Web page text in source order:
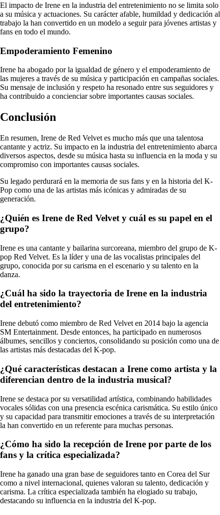
El impacto de Irene en la industria del entretenimiento no se limita solo
a su música y actuaciones. Su carácter afable, humildad y dedicación al
trabajo la han convertido en un modelo a seguir para jóvenes artistas y
fans en todo el mundo.
Empoderamiento Femenino
Irene ha abogado por la igualdad de género y el empoderamiento de
las mujeres a través de su música y participación en campañas sociales.
Su mensaje de inclusión y respeto ha resonado entre sus seguidores y
ha contribuido a concienciar sobre importantes causas sociales.
Conclusión
En resumen, Irene de Red Velvet es mucho más que una talentosa
cantante y actriz. Su impacto en la industria del entretenimiento abarca
diversos aspectos, desde su música hasta su influencia en la moda y su
compromiso con importantes causas sociales.
Su legado perdurará en la memoria de sus fans y en la historia del K-
Pop como una de las artistas más icónicas y admiradas de su
generación.
¿Quién es Irene de Red Velvet y cuál es su papel en el
grupo?
Irene es una cantante y bailarina surcoreana, miembro del grupo de K-
pop Red Velvet. Es la líder y una de las vocalistas principales del
grupo, conocida por su carisma en el escenario y su talento en la
danza.
¿Cuál ha sido la trayectoria de Irene en la industria
del entretenimiento?
Irene debutó como miembro de Red Velvet en 2014 bajo la agencia
SM Entertainment. Desde entonces, ha participado en numerosos
álbumes, sencillos y conciertos, consolidando su posición como una de
las artistas más destacadas del K-pop.
¿Qué características destacan a Irene como artista y la
diferencian dentro de la industria musical?
Irene se destaca por su versatilidad artística, combinando habilidades
vocales sólidas con una presencia escénica carismática. Su estilo único
y su capacidad para transmitir emociones a través de su interpretación
la han convertido en un referente para muchas personas.
¿Cómo ha sido la recepción de Irene por parte de los
fans y la crítica especializada?
Irene ha ganado una gran base de seguidores tanto en Corea del Sur
como a nivel internacional, quienes valoran su talento, dedicación y
carisma. La crítica especializada también ha elogiado su trabajo,
destacando su influencia en la industria del K-pop.